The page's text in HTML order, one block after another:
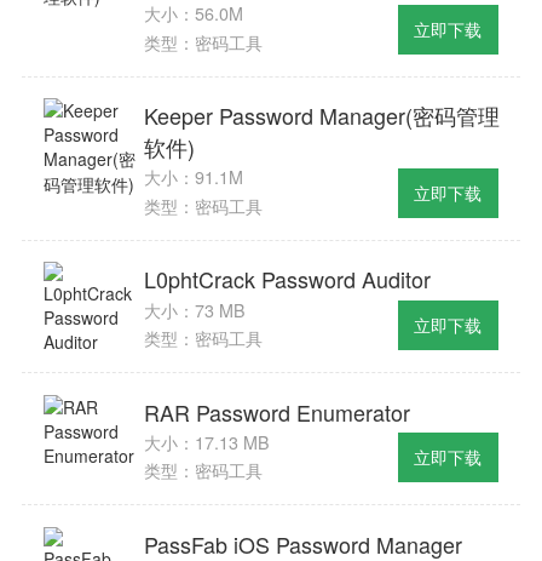
大小：56.0M
类型：密码工具
立即下载
Keeper Password Manager(密码管理
软件)
大小：91.1M
类型：密码工具
立即下载
L0phtCrack Password Auditor
大小：73 MB
类型：密码工具
立即下载
RAR Password Enumerator
大小：17.13 MB
类型：密码工具
立即下载
PassFab iOS Password Manager